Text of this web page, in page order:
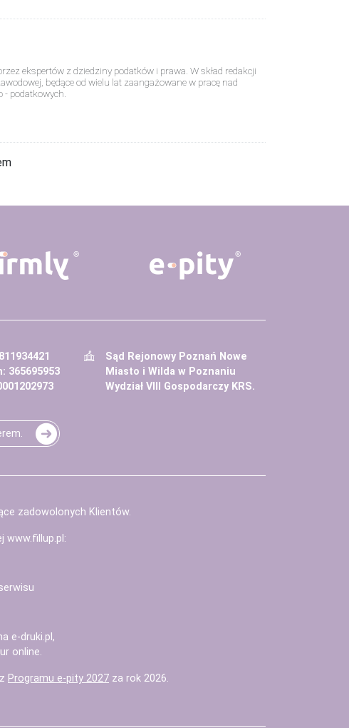
ekspertów z dziedziny podatków i prawa. W skład redakcji
będące od wielu lat zaangażowane w pracę nad
podatkowych.
365695953
Sąd Rejonowy Poznań Nowe
Miasto i Wilda w Poznaniu
Wydział VIII Gospodarczy KRS.
zadowolonych Klientów.
www.fillup.pl :
e-druki.pl ,
online.
z Programu e-pity 2027 za rok 2026.